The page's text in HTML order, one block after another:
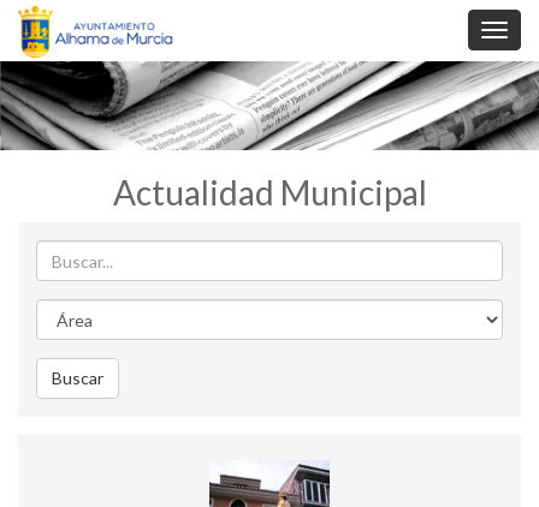
Actualidad Municipal
Buscar
Area
Buscar